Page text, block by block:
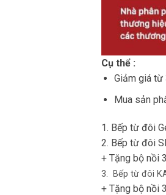
Cụ thể :
Giảm giá từ
Mua sản
1. Bếp từ đôi
2. Bếp từ đôi
+ Tặng bộ nồi
3. Bếp từ đôi
+ Tặng bộ nồi